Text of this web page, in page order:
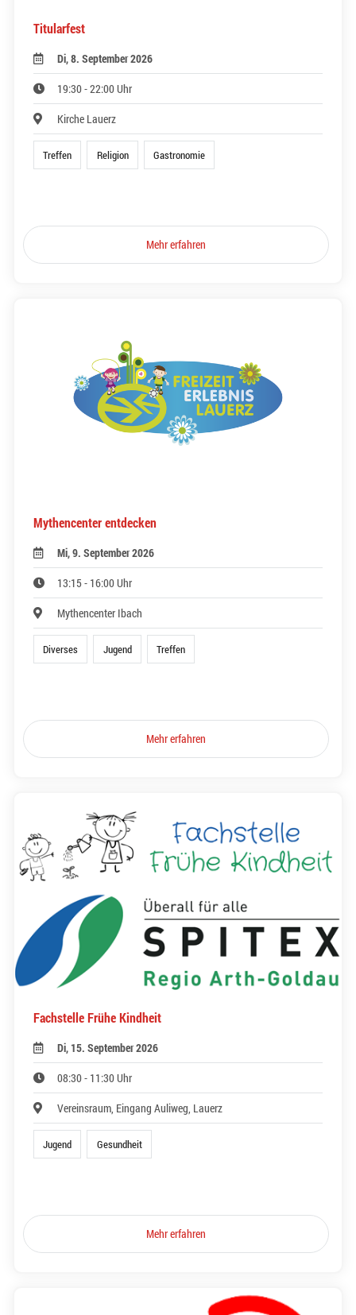
Titularfest
Di, 8. September 2026
19:30 - 22:00 Uhr
Kirche Lauerz
Treffen Religion Gastronomie
Mehr erfahren
Mythencenter entdecken
Mi, 9. September 2026
13:15 - 16:00 Uhr
Mythencenter Ibach
Diverses Jugend Treffen
Mehr erfahren
Fachstelle Frühe Kindheit
Di, 15. September 2026
08:30 - 11:30 Uhr
Vereinsraum, Eingang Auliweg, Lauerz
Jugend Gesundheit
Mehr erfahren